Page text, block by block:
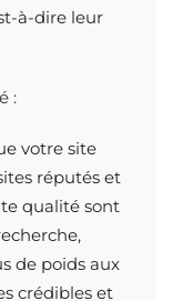
à-dire leur
:
votre site
réputés et
qualité sont
de poids aux
crédibles et